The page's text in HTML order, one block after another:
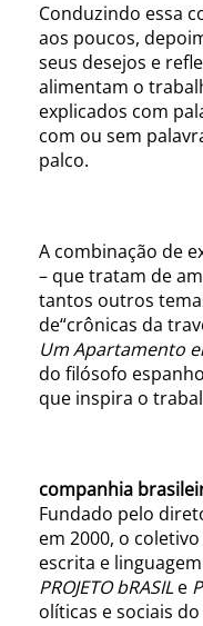
Conduzindo essa
aos poucos,
seus desejos e
alimentam o
explicados com
com ou sem
palco.
A combinação de
– que tratam de
tantos outros
de“crônicas da
Um Apartamento
do filósofo
que inspira o
companhia
Fundado pelo
em 2000, o
escrita e
PROJETO bRASILe
olíticas e sociais